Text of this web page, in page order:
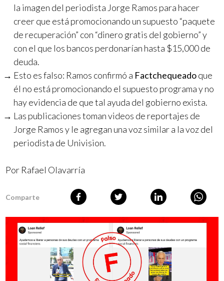
la imagen del periodista Jorge Ramos para hacer
creer que está promocionando un supuesto “paquete
de recuperación” con “dinero gratis del gobierno” y
con el que los bancos perdonarían hasta $15,000 de
deuda.
Esto es falso: Ramos confirmó a Factchequeadoque
él no está promocionando el supuesto programa y no
hay evidencia de que tal ayuda del gobierno exista.
Las publicaciones toman videos de reportajes de
Jorge Ramos y le agregan una voz similar a la voz del
periodista de Univision.
Por Rafael Olavarría
Comparte